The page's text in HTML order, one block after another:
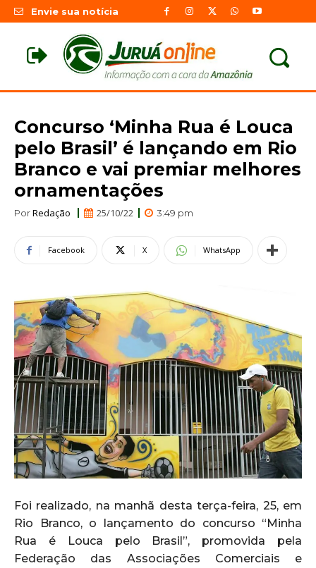
Envie sua notícia
Concurso ‘Minha Rua é Louca
pelo Brasil’ é lançando em Rio
Branco e vai premiar melhores
ornamentações
PorRedação 25/10/22 3:49 pm
Facebook X WhatsApp
Foi realizado, na manhã desta terça-feira, 25, em
Rio Branco, o lançamento do concurso “Minha
Rua é Louca pelo Brasil”, promovida pela
Federação das Associações Comerciais e